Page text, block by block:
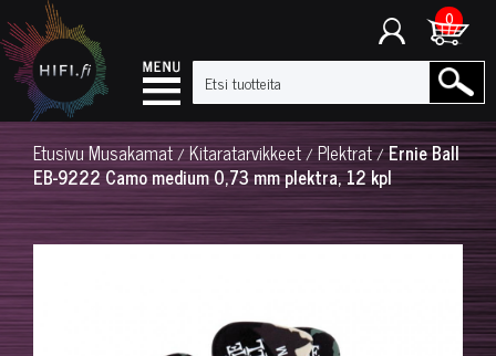
0
EtusivuMusakamat/Kitaratarvikkeet/Plektrat/Ernie Ball
EB-9222 Camo medium 0,73 mm plektra, 12 kpl